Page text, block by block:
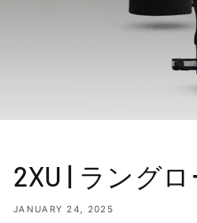
2XU | ラング
JANUARY 24, 2025